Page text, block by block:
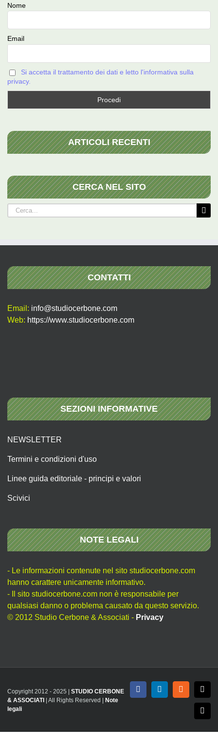
Nome
Email
Si accetta il trattamento dei dati e letto l'informativa sulla
privacy.
ARTICOLI RECENTI
CERCA NEL SITO
Cerca
per:
CONTATTI
Email: info@studiocerbone.com
Web: https://www.studiocerbone.com
SEZIONI INFORMATIVE
NEWSLETTER
Termini e condizioni d'uso
Linee guida editoriale - principi e valori
Scivici
NOTE LEGALI
- Le informazioni contenute nel sito studiocerbone.com
hanno carattere unicamente informativo.
- Il sito studiocerbone.com non è responsabile per
qualsiasi danno o problema causato da questo servizio.
© 2012 Studio Cerbone & Associati - Privacy
Copyright 2012 - 2025 | STUDIO CERBONE
& ASSOCIATI
| All Rights Reserved |
Note
legali
FacebookLinkedInRss X